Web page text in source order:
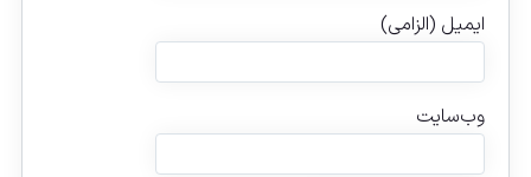
ایمیل (الزامی)
وب‌سایت